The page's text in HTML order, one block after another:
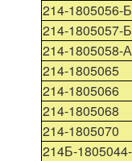
214-1805056-Б
214-1805057-Б
214-1805058-А
214-1805065
214-1805066
214-1805068
214-1805070
214Б-